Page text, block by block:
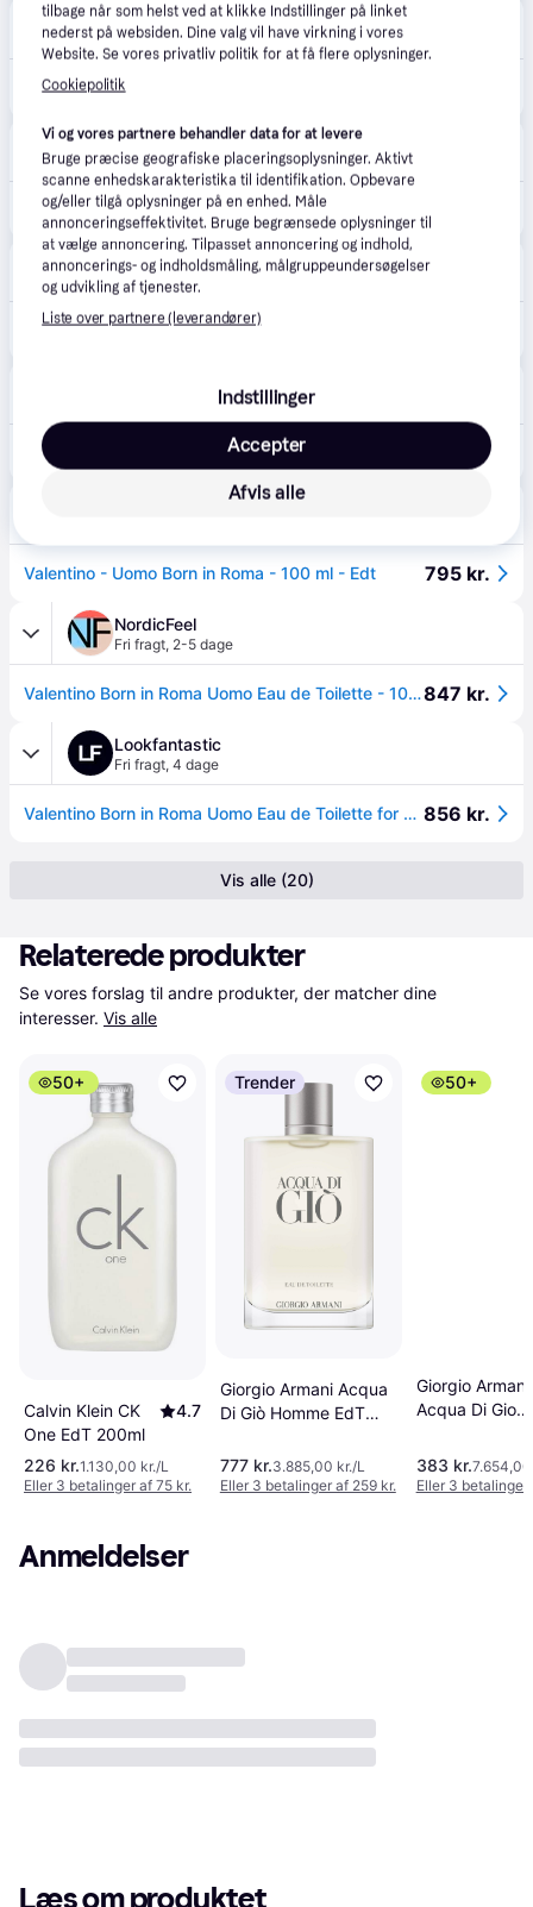
Deloox 4.5(31)
49 kr. fragt ,4 dage
Nicehair.dk 4.7(82)
Fri fragt,1-2 dage
Valentino Uomo Born In Roma EDT 100 ml 691 kr.
Beautycos.dk 4.8 (13)
5 kr. fragt,1-2 dage
1-3 dage
Uomo Born In Roma edt 100ml 783 kr.
BilligParfume.dk 5.0 (2)
Valentino - Uomo Born in Roma - 100 ml - Edt 795 kr.
NordicFeel
Fri fragt, 2-5 dage
Valentino Born in Roma Uomo Eau de Toilette - 100 ml847 kr.
Lookfantastic
Fri fragt, 4 dage
Valentino Born in Roma Uomo Eau de Toilette for Him 100ml 856 kr.
Vis alle (20)
Relaterede produkter
Se vores forslag til andre produkter, der matcher dine
interesser. Vis alle
50+
Calvin Klein CK
One EdT 200ml
4.7
226 kr.1.130,00 kr./L
Eller 3 betalinger af 75 kr.
Trender
Giorgio Armani Acqua
Di Giò Homme EdT
777 kr.3.885,00 kr./L
Eller 3 betalinger af 259 kr.
50+
Giorgio Armani
Acqua Di Gio
EdT 50ml
383 kr.
Eller 3 betalinger
Anmeldelser
tilbage når som helst ved at klikke Indstillinger på linket
nederst på websiden. Dine valg vil have virkning i vores
Website. Se vores privatliv politik for at få flere oplysninger.
Cookiepolitik
Vi og vores partnere behandler data for at levere
Bruge præcise geografiske placeringsoplysninger. Aktivt
scanne enhedskarakteristika til identifikation. Opbevare
og/eller tilgå oplysninger på en enhed. Måle
annonceringseffektivitet. Bruge begrænsede oplysninger til
at vælge annoncering. Tilpasset annoncering og indhold,
annoncerings- og indholdsmåling, målgruppeundersøgelser
og udvikling af tjenester.
Liste over partnere (leverandører)
Indstillinger
Afvis alle
Accepter